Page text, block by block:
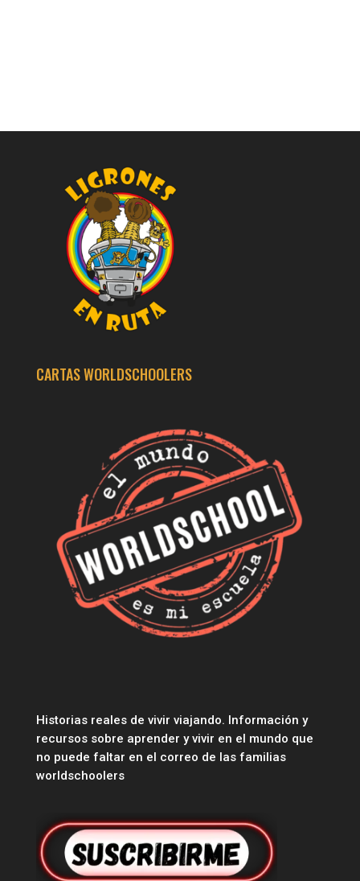
CARTAS WORLDSCHOOLERS
Historias reales de vivir viajando. Información y
recursos sobre aprender y vivir en el mundo que
no puede faltar en el correo de las familias
worldschoolers